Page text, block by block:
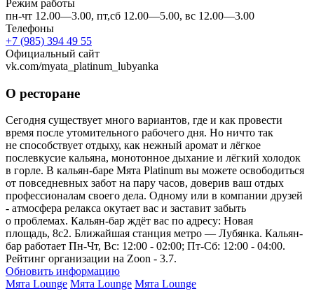
Режим работы
пн-чт 12.00—3.00, пт,сб 12.00—5.00, вс 12.00—3.00
Телефоны
+7 (985) 394 49 55
Официальный сайт
vk.com/myata_platinum_lubyanka
О ресторане
Сегодня существует много вариантов, где и как провести
время после утомительного рабочего дня. Но ничто так
не способствует отдыху, как нежный аромат и лёгкое
послевкусие кальяна, монотонное дыхание и лёгкий холодок
в горле. В кальян-баре Мята Platinum вы можете освободиться
от повседневных забот на пару часов, доверив ваш отдых
профессионалам своего дела. Одному или в компании друзей
- атмосфера релакса окутает вас и заставит забыть
о проблемах. Кальян-бар ждёт вас по адресу: Новая
площадь, 8с2. Ближайшая станция метро — Лубянка. Кальян-
бар работает Пн-Чт, Вс: 12:00 - 02:00; Пт-Сб: 12:00 - 04:00.
Рейтинг организации на Zoon - 3.7.
Обновить информацию
Мята Lounge Мята Lounge Мята Lounge